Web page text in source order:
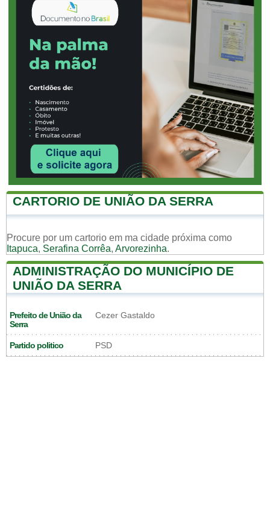
CARTORIO DE UNIÃO DA SERRA
Procure por um cartorio em ma cidade próxima como
Itapuca, Serafina Corrêa, Arvorezinha.
ADMINISTRAÇÃO DO MUNICÍPIO DE
UNIÃO DA SERRA
Prefeito de União da
Serra
Cezer Gastaldo
Partido politico PSD